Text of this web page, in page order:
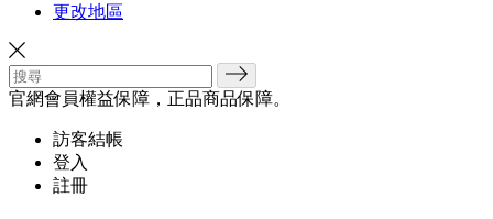
更改地區
官網會員權益保障，正品商品保障。
訪客結帳
登入
註冊